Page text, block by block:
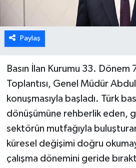
Paylaş
Basın İlan Kurumu 33. Dönem
Toplantısı, Genel Müdür
konuşmasıyla başladı. Türk
dönüşümüne rehberlik eden,
sektörün mutfağıyla
küresel değişimi doğru
çalışma dönemini geride